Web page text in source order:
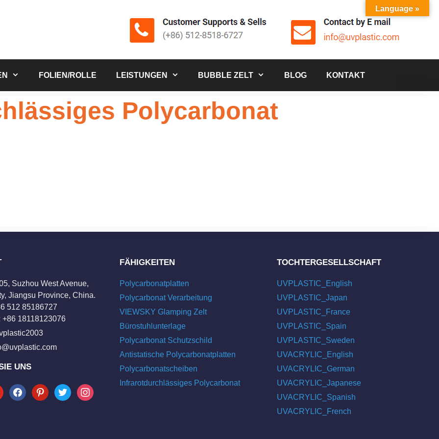
FOLIEN/ROLLE LEISTUNGEN BUBBLE ZELT BLOG KONTAKT
Polycarbonat
Suzhou West Avenue,
Jiangsu Province, China.
512 85186727
+86 18118123076
UNS
facebookpinteresttwitter instagram
FÄHIGKEITEN
Polycarbonatplatten
Polycarbonat Verarbeitung
VIEWSKY Glamping Zelt
Bürostuhlunterlage
Polycarbonat Schutzschild
Antistatische Polycarbonatplatten
Polycarbonatscheiben
Infrarotdurchlässiges Polycarbonat
TOCHTERGESELLSCHAFT
UVPLASTIC_English
UVPLASTIC_Japan
UVPLASTIC_France
UVPLASTIC_Spain
UVPLASTIC_Sweden
UVACRYLIC_English
UVACRYLIC_German
UVACRYLIC_Japanese
UVACRYLIC_Spanish
UVACRYLIC_French
Language »